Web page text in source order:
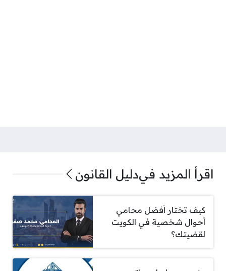
اقرأ المزيد فيدليل القانون
كيف تختار أفضل محامي
أحوال شخصية في الكويت
لقضيتك؟